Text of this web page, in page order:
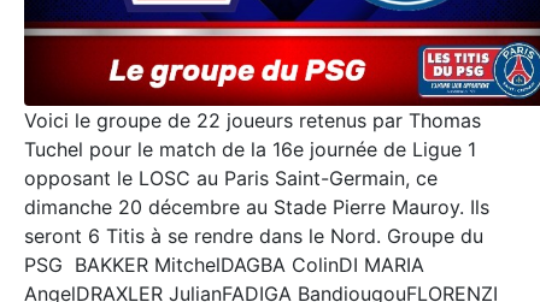
Voici le groupe de 22 joueurs retenus par Thomas
Tuchel pour le match de la 16e journée de Ligue 1
opposant le LOSC au Paris Saint-Germain, ce
dimanche 20 décembre au Stade Pierre Mauroy. Ils
seront 6 Titis à se rendre dans le Nord. Groupe du
PSG BAKKER MitchelDAGBA ColinDI MARIA
AngelDRAXLER JulianFADIGA BandiougouFLORENZI